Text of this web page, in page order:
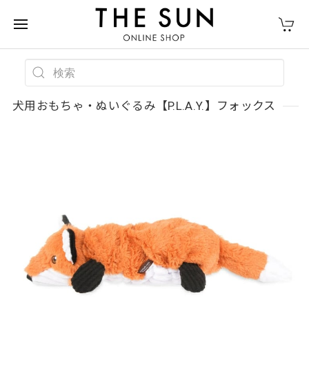
犬用おもちゃ・ぬいぐるみ【P.L.A.Y.】フォックス